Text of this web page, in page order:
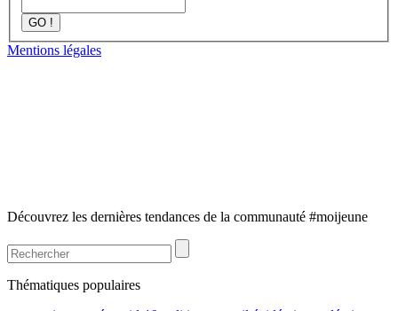
GO !
Mentions légales
Découvrez les dernières tendances de la communauté #moijeune
Thématiques populaires